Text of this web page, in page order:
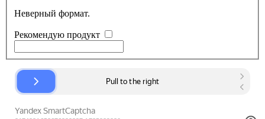
Неверный формат.
Рекомендую продукт